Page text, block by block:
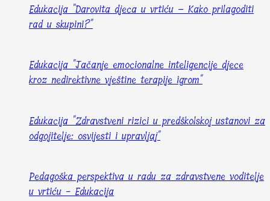
Edukacija "Darovita djeca u vrtiću – Kako prilagoditi
rad u skupini?"
Edukacija "Jačanje emocionalne inteligencije djece
kroz nedirektivne vještine terapije igrom"
Edukacija "Zdravstveni rizici u predškolskoj ustanovi za
odgojitelje: osvijesti i upravljaj"
Pedagoška perspektiva u radu za zdravstvene voditelje
u vrtiću - Edukacija